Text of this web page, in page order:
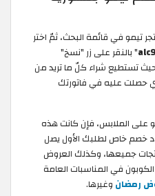
تيمو في قائمة البحث، ثمّ اختر
" بالنقر على زر "نسخ"
تستطيع شراء كلّ ما تريد من
حصلت عليه في فاتورتك
الملابس، فإن كانت هذه
خصم خاص لطلبك الأول يصل
جميعها، وكذلك العروض
في المناسبات العامة
رمضان وغيرها.